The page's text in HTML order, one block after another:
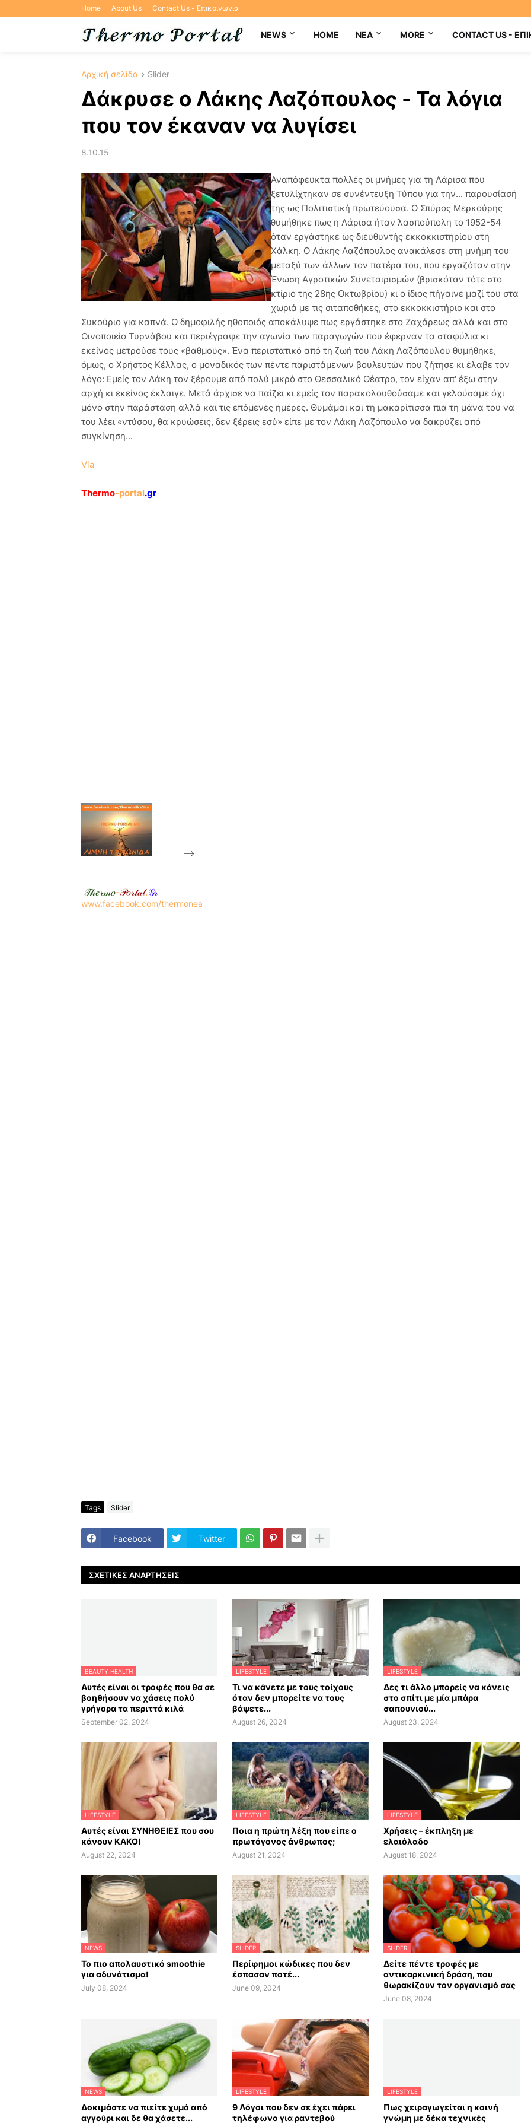
Home About Us Contact Us - Επικοινωνία
NEWS HOME NEA MORE CONTACT US -
Αρχική σελίδα Slider
Δάκρυσε ο Λάκης Λαζόπουλος - Τα λόγια
που τον έκαναν να λυγίσει
8.10.15
Αναπόφευκτα πολλές οι μνήμες για τη Λάρισα που
ξετυλίχτηκαν σε συνέντευξη Τύπου για την... παρουσίασή
της ως Πολιτιστική πρωτεύουσα. Ο Σπύρος Μερκούρης
θυμήθηκε πως η Λάρισα ήταν λασπούπολη το 1952-54
όταν εργάστηκε ως διευθυντής εκκοκκιστηρίου στη
Χάλκη. Ο Λάκης Λαζόπουλος ανακάλεσε στη μνήμη του
μεταξύ των άλλων τον πατέρα του, που εργαζόταν στην
Ένωση Αγροτικών Συνεταιρισμών (βρισκόταν τότε στο
κτίριο της 28ης Οκτωβρίου) κι ο ίδιος πήγαινε μαζί του στα
χωριά με τις σιταποθήκες, στο εκκοκκιστήριο και στο
Συκούριο για καπνά. Ο δημοφιλής ηθοποιός αποκάλυψε πως εργάστηκε στο Ζαχάρεως αλλά και στο
Οινοποιείο Τυρνάβου και περιέγραψε την αγωνία των παραγωγών που έφερναν τα σταφύλια κι
εκείνος μετρούσε τους «βαθμούς». Ένα περιστατικό από τη ζωή του Λάκη Λαζόπουλου θυμήθηκε,
όμως, ο Χρήστος Κέλλας, ο μοναδικός των πέντε παριστάμενων βουλευτών που ζήτησε κι έλαβε τον
λόγο: Εμείς τον Λάκη τον ξέρουμε από πολύ μικρό στο Θεσσαλικό Θέατρο, τον είχαν απ' έξω στην
αρχή κι εκείνος έκλαιγε. Μετά άρχισε να παίζει κι εμείς τον παρακολουθούσαμε και γελούσαμε όχι
μόνο στην παράσταση αλλά και τις επόμενες ημέρες. Θυμάμαι και τη μακαρίτισσα πια τη μάνα του να
του λέει «ντύσου, θα κρυώσεις, δεν ξέρεις εσύ» είπε με τον Λάκη Λαζόπουλο να δακρύζει από
συγκίνηση...
Via
Thermo-portal.gr
-->
𝒯𝒽𝑒𝓇𝓂𝑜-𝒫𝑜𝓇𝓉𝒶𝓁.𝒢𝓇
www.facebook.com/thermonea
Tags Slider
Facebook Twitter
ΣΧΕΤΙΚΈΣ ΑΝΑΡΤΉΣΕΙΣ
BEAUTY HEALTH
Αυτές είναι οι τροφές που θα σε
βοηθήσουν να χάσεις πολύ
γρήγορα τα περιττά κιλά
September 02, 2024
LIFESTYLE
Τι να κάνετε με τους τοίχους
όταν δεν μπορείτε να τους
βάψετε...
August 26, 2024
LIFESTYLE
Δες τι άλλο μπορείς να κάνεις
στο σπίτι με μία μπάρα
σαπουνιού...
August 23, 2024
LIFESTYLE
Αυτές είναι ΣΥΝΗΘΕΙΕΣ που σου
κάνουν ΚΑΚΟ!
August 22, 2024
LIFESTYLE
Ποια η πρώτη λέξη που είπε ο
πρωτόγονος άνθρωπος;
August 21, 2024
LIFESTYLE
Χρήσεις – έκπληξη με
ελαιόλαδο
August 18, 2024
NEWS
Το πιο απολαυστικό smoothie
για αδυνάτισμα!
July 08, 2024
SLIDER
Περίφημοι κώδικες που δεν
έσπασαν ποτέ...
June 09, 2024
SLIDER
Δείτε πέντε τροφές με
αντικαρκινική δράση, που
θωρακίζουν τον οργανισμό σας
June 08, 2024
NEWS
Δοκιμάστε να πιείτε χυμό από
αγγούρι και δε θα χάσετε...
LIFESTYLE
9 Λόγοι που δεν σε έχει πάρει
τηλέφωνο για ραντεβού
LIFESTYLE
Πως χειραγωγείται η κοινή
γνώμη με δέκα τεχνικές